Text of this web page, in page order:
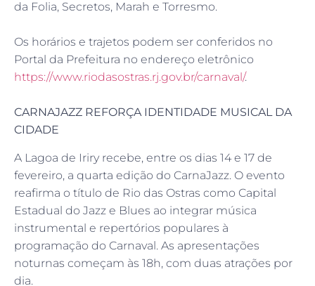
da Folia, Secretos, Marah e Torresmo.
Os horários e trajetos podem ser conferidos no
Portal da Prefeitura no endereço eletrônico
https://www.riodasostras.rj.gov.br/carnaval/.
CARNAJAZZ REFORÇA IDENTIDADE MUSICAL DA
CIDADE
A Lagoa de Iriry recebe, entre os dias 14 e 17 de
fevereiro, a quarta edição do CarnaJazz. O evento
reafirma o título de Rio das Ostras como Capital
Estadual do Jazz e Blues ao integrar música
instrumental e repertórios populares à
programação do Carnaval. As apresentações
noturnas começam às 18h, com duas atrações por
dia.